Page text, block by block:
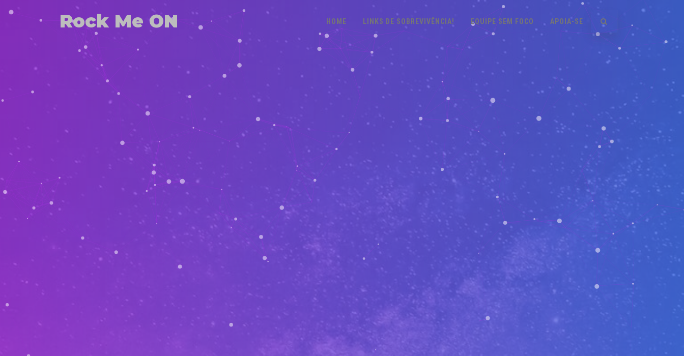
Rock Me ON HOME LINKS DE SOBREVIVÊNCIA! EQUIPE SEM FOCO APOIA-SE